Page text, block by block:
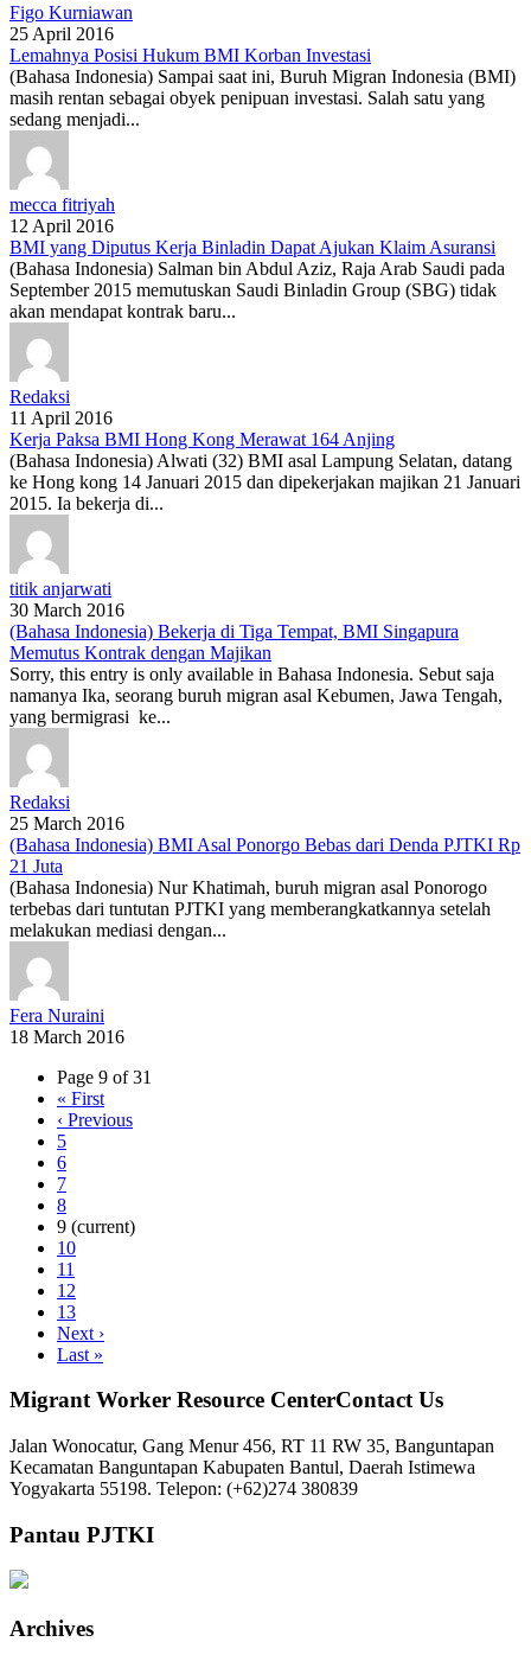
Figo Kurniawan
25 April 2016
Lemahnya Posisi Hukum BMI Korban Investasi
(Bahasa Indonesia) Sampai saat ini, Buruh Migran Indonesia (BMI)
masih rentan sebagai obyek penipuan investasi. Salah satu yang
sedang menjadi...
mecca fitriyah
12 April 2016
BMI yang Diputus Kerja Binladin Dapat Ajukan Klaim Asuransi
(Bahasa Indonesia) Salman bin Abdul Aziz, Raja Arab Saudi pada
September 2015 memutuskan Saudi Binladin Group (SBG) tidak
akan mendapat kontrak baru...
Redaksi
11 April 2016
Kerja Paksa BMI Hong Kong Merawat 164 Anjing
(Bahasa Indonesia) Alwati (32) BMI asal Lampung Selatan, datang
ke Hong kong 14 Januari 2015 dan dipekerjakan majikan 21 Januari
2015. Ia bekerja di...
titik anjarwati
30 March 2016
(Bahasa Indonesia) Bekerja di Tiga Tempat, BMI Singapura
Memutus Kontrak dengan Majikan
Sorry, this entry is only available in Bahasa Indonesia. Sebut saja
namanya Ika, seorang buruh migran asal Kebumen, Jawa Tengah,
yang bermigrasi ke...
Redaksi
25 March 2016
(Bahasa Indonesia) BMI Asal Ponorgo Bebas dari Denda PJTKI Rp
21 Juta
(Bahasa Indonesia) Nur Khatimah, buruh migran asal Ponorogo
terbebas dari tuntutan PJTKI yang memberangkatkannya setelah
melakukan mediasi dengan...
Fera Nuraini
18 March 2016
Page 9 of 31
« First
‹ Previous
5
6
7
8
9 (current)
10
11
12
13
Next ›
Last »
Migrant Worker Resource CenterContact Us
Jalan Wonocatur, Gang Menur 456, RT 11 RW 35, Banguntapan
Kecamatan Banguntapan Kabupaten Bantul, Daerah Istimewa
Yogyakarta 55198. Telepon: (+62)274 380839
Pantau PJTKI
Archives